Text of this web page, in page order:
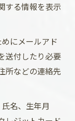
する情報を表示
にメールアド
送付したり必要
所などの連絡先
名、生年月